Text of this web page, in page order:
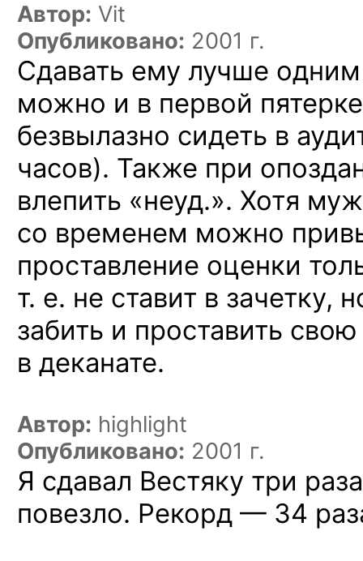
Автор: Vit
Опубликовано: 2001 г.
Сдавать ему лучше
можно и в первой
безвылазно сидеть в
часов). Также при
влепить «неуд.». Хотя
со временем можно
проставление оценки
т. е. не ставит в зачетку,
забить и проставить
в деканате.
Автор: highlight
Опубликовано: 2001 г.
Я сдавал Вестяку три
повезло. Рекорд — 34